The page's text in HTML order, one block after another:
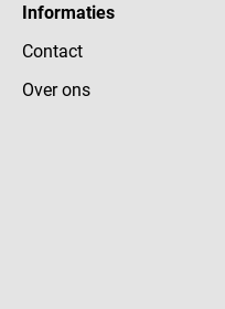
Informaties
Contact
Over ons